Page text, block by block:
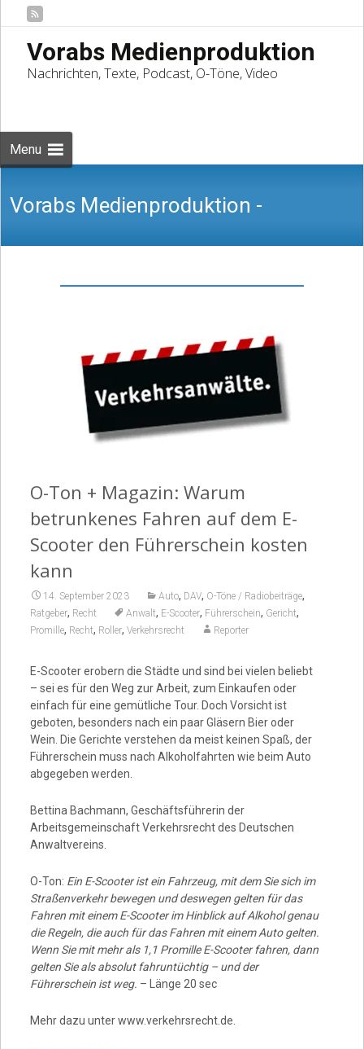
Vorabs Medienproduktion
Nachrichten, Texte, Podcast, O-Töne, Video
Menu
Vorabs Medienproduktion -
Nachrichten, Texte, Podcast, O-Töne,
O-Ton + Magazin: Warum
betrunkenes Fahren auf dem E-
Scooter den Führerschein kosten
kann
14. September 2023 Auto, DAV, O-Töne / Radiobeiträge,
Ratgeber, Recht Anwalt, E-Scooter, Führerschein, Gericht,
Promille, Recht, Roller, Verkehrsrecht Reporter
E-Scooter erobern die Städte und sind bei vielen beliebt
– sei es für den Weg zur Arbeit, zum Einkaufen oder
einfach für eine gemütliche Tour. Doch Vorsicht ist
geboten, besonders nach ein paar Gläsern Bier oder
Wein. Die Gerichte verstehen da meist keinen Spaß, der
Führerschein muss nach Alkoholfahrten wie beim Auto
abgegeben werden.
Bettina Bachmann, Geschäftsführerin der
Arbeitsgemeinschaft Verkehrsrecht des Deutschen
Anwaltvereins.
O-Ton: Ein E-Scooter ist ein Fahrzeug, mit dem Sie sich im
Straßenverkehr bewegen und deswegen gelten für das
Fahren mit einem E-Scooter im Hinblick auf Alkohol genau
die Regeln, die auch für das Fahren mit einem Auto gelten.
Wenn Sie mit mehr als 1,1 Promille E-Scooter fahren, dann
gelten Sie als absolut fahruntüchtig – und der
Führerschein ist weg. – Länge 20 sec
Mehr dazu unter www.verkehrsrecht.de.